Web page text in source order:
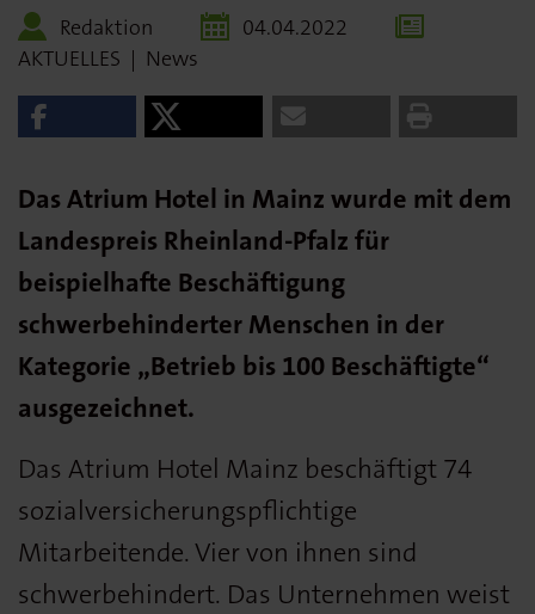
Redaktion
04.04.2022
AKTUELLES | News
Das Atrium Hotel in Mainz wurde mit dem
Landespreis Rheinland-Pfalz für
beispielhafte Beschäftigung
schwerbehinderter Menschen in der
Kategorie „Betrieb bis 100 Beschäftigte“
ausgezeichnet.
Das Atrium Hotel Mainz beschäftigt 74
sozialversicherungspflichtige
Mitarbeitende. Vier von ihnen sind
schwerbehindert. Das Unternehmen weist